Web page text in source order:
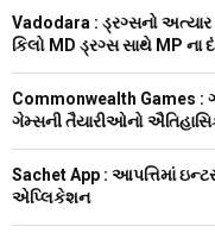
f
o
Vadodara : ડ્રગ્સનો અત્યાર
કિલો MD ડ્રગ્સ સાથે MP ના
Commonwealth Games :
ગેમ્સની તૈયારીઓનો
Sachet App : આપત્તિમાં
એપ્લિકેશન